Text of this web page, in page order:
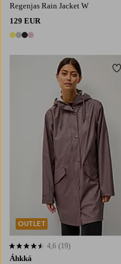
Regenjas Rain Jacket W
129 EUR
4 kleuren
Áhkká
4,6 op basis van 19 beoordelingen
4,6 (19)
OUTLET